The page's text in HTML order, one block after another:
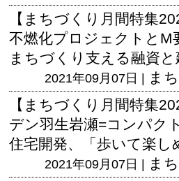
【まちづくり月間特集
不燃化プロジェクトとM
まちづくり支える融資
2021年09月07日 | ま
【まちづくり月間特集
デン羽生岩瀬=コンパク
住宅開発、「歩いて楽し
2021年09月07日 | ま